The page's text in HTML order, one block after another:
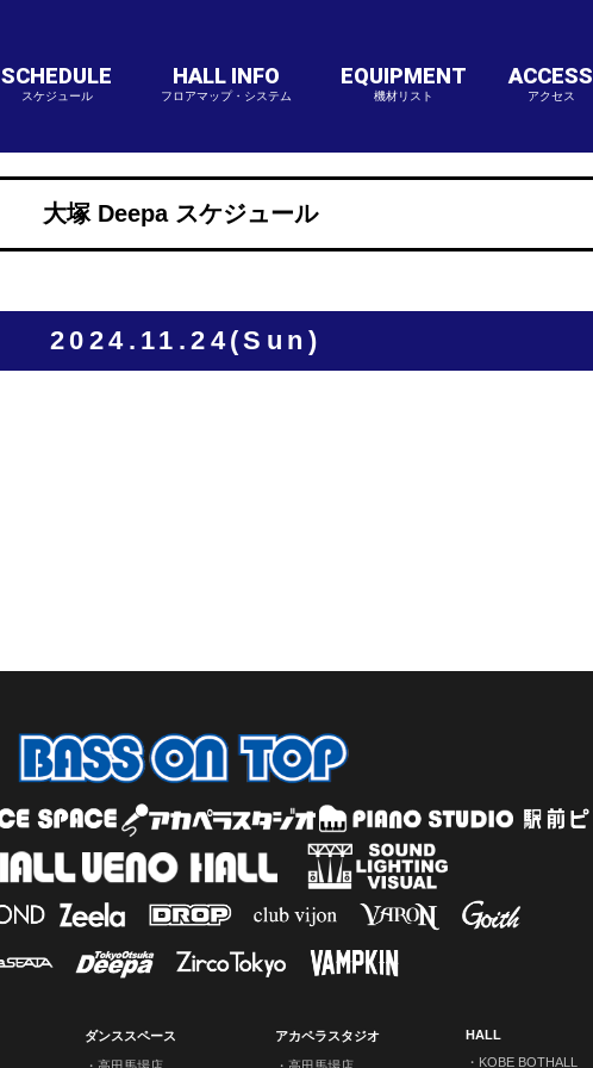
SCHEDULE
スケジュール
HALL INFO
フロアマップ・システム
EQUIPMENT
機材リスト
ACCESS
アクセス
大塚 Deepa スケジュール
2024.11.24(Sun)
ダンススペース アカペラスタジオ
HALL
KOBE BOTHALL